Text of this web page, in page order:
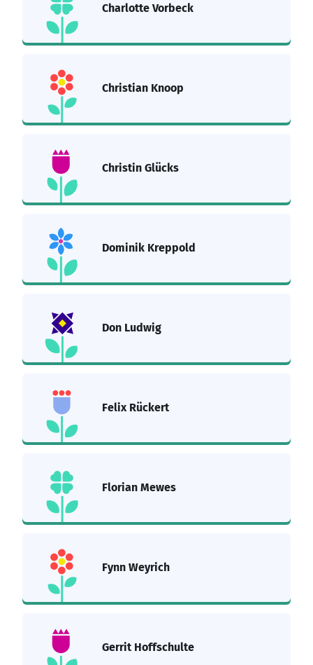
Charlotte Vorbeck
Christian Knoop
Christin Glücks
Dominik Kreppold
Don Ludwig
Felix Rückert
Florian Mewes
Fynn Weyrich
Gerrit Hoffschulte